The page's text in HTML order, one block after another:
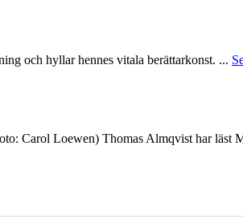
och hyllar hennes vitala berättarkonst. ...
Carol Loewen) Thomas Almqvist har läst